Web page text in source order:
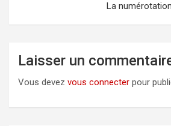
La
Laisser un
Vous devez vous connecter pour